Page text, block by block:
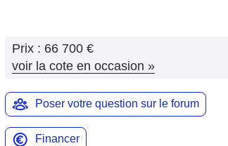
Prix : 66 700 €
voir la cote en occasion »
Poser votre question sur le forum
Financer